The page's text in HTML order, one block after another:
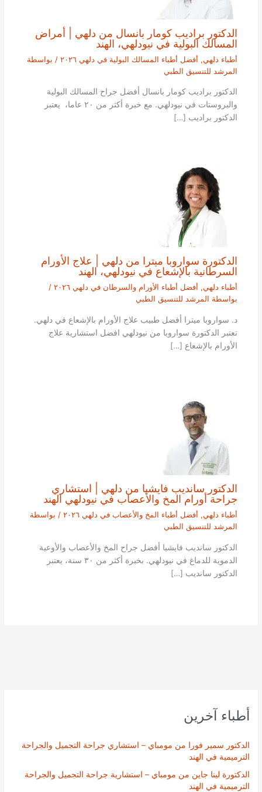
أطباء آخرين
الدكتور سمير فورا من مومباي – استشاري جراحة التجميل والجراحة
الترميمية في الهند
الدكتورة لينا جاين من مومباي – استشارية جراحة التجميل والجراحة
الترميمية في الهند
الدكتور براديب كومار بانسال من دلهي | أمراض
المسالك البولية في نيودلهي، الهند
أطباء دلهي, أفضل أطباء المسالك البولية في دلهي ٢٠٢٦
/ بواسطة
المرشد للتنسيق الطبي
الدكتور براديب كومار بانسال أفضل جراح المسالك البولية
والبروستات في نيودلهي. مع خبرة أكثر من ٢٠ عاما، يعتبر
الدكتور براديب […]
الدكتورة سواروبا ميترا من دلهي | علاج الأورام
السرطانية بالإشعاع في نيودلهي، الهند
أطباء دلهي, أفضل أطباء الأورام والسرطان في دلهي ٢٠٢٦
/
بواسطة المرشد للتنسيق الطبي
د. سواروبا ميترا أفضل طبيب علاج الأورام بالإشعاع في دلهي.
تعتبر الدكتورة سواروبا من نيودلهي افضل استشارية علاج
الأورام بالإشعاع […]
الدكتور سانديب فايشيا من دلهي | استشاري
جراحة أورام المخ والأعصاب في نيودلهي الهند
أطباء دلهي, أفضل أطباء المخ والأعصاب في دلهي ٢٠٢٦
/ بواسطة
المرشد للتنسيق الطبي
الدكتور سانديب فايشيا أفضل جراح المخ والأعصاب والأوعية
الدموية للدماغ في نيودلهي. بخبرة أكثر من ٣٠ سنة، يعتبر
الدكتور سانديب […]